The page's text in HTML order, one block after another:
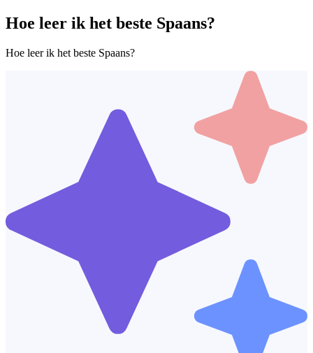
Hoe leer ik het beste Spaans?
Hoe leer ik het beste Spaans?